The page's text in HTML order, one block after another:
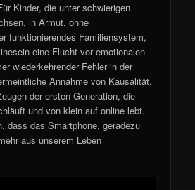
Kinder, die unter schwierigen
in Armut, ohne
funktionierendes Familiensystem,
eine Flucht vor emotionalen
wiederkehrender Fehler in der
Annahme von Kausalität.
der ersten Generation, die
und von klein auf online lebt.
dass das Smartphone, geradezu
aus unserem Leben